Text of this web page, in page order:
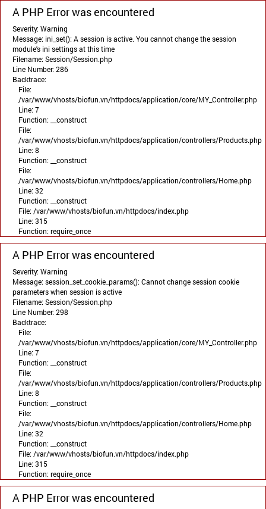
A PHP Error was encountered
Severity: Warning
Message: ini_set(): A session is active. You cannot change the session
module's ini settings at this time
Filename: Session/Session.php
Line Number: 286
Backtrace:
File:
/var/www/vhosts/biofun.vn/httpdocs/application/core/MY_Controller.php
Line: 7
Function: __construct
File:
/var/www/vhosts/biofun.vn/httpdocs/application/controllers/Products.php
Line: 8
Function: __construct
File:
/var/www/vhosts/biofun.vn/httpdocs/application/controllers/Home.php
Line: 32
Function: __construct
File: /var/www/vhosts/biofun.vn/httpdocs/index.php
Line: 315
Function: require_once
A PHP Error was encountered
Severity: Warning
Message: session_set_cookie_params(): Cannot change session cookie
parameters when session is active
Filename: Session/Session.php
Line Number: 298
Backtrace:
File:
/var/www/vhosts/biofun.vn/httpdocs/application/core/MY_Controller.php
Line: 7
Function: __construct
File:
/var/www/vhosts/biofun.vn/httpdocs/application/controllers/Products.php
Line: 8
Function: __construct
File:
/var/www/vhosts/biofun.vn/httpdocs/application/controllers/Home.php
Line: 32
Function: __construct
File: /var/www/vhosts/biofun.vn/httpdocs/index.php
Line: 315
Function: require_once
A PHP Error was encountered